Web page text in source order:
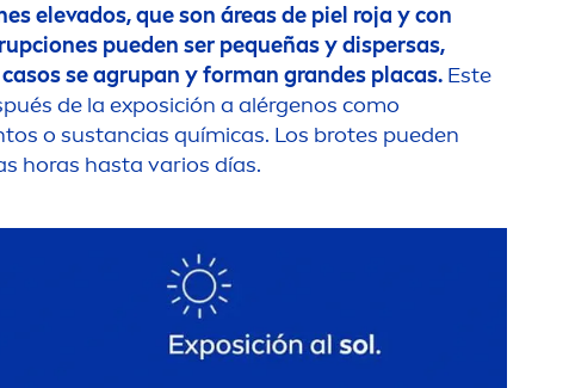
elevados, que son áreas de piel roja y con
pueden ser pequeñas y dispersas,
se agrupan y forman grandes placas. Este
de la exposición a alérgenos como
tos o sustancias químicas. Los brotes pueden
horas hasta varios días.